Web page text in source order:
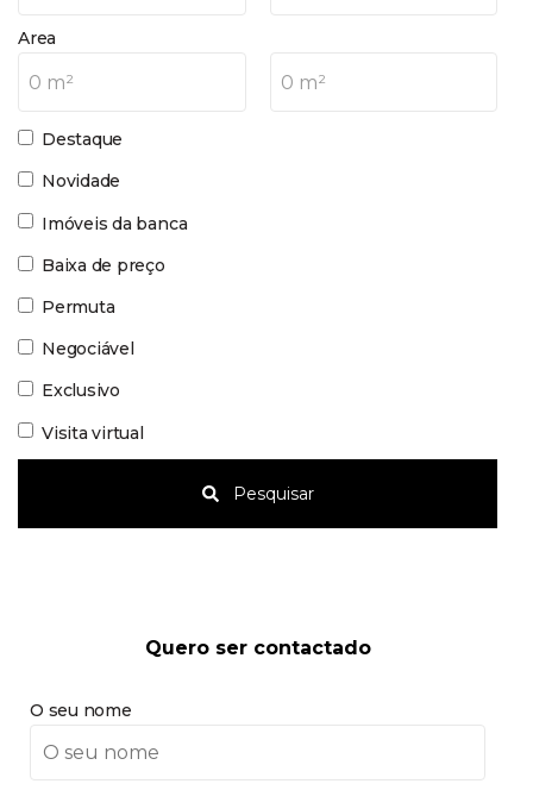
Area
0 m² 0 m²
Destaque
Novidade
Imóveis da banca
Baixa de preço
Permuta
Negociável
Exclusivo
Visita virtual
Pesquisar
Quero ser contactado
O seu nome